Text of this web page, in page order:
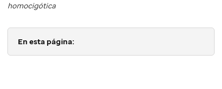
homocigótica
En esta página: